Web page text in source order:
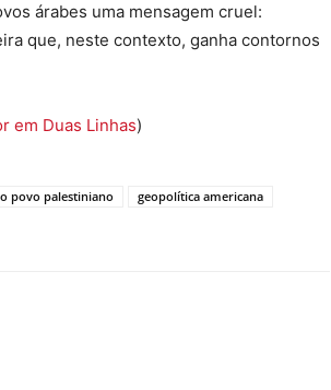
árabes uma mensagem cruel:
que, neste contexto, ganha contornos
em Duas Linhas)
povo palestiniano
geopolítica americana